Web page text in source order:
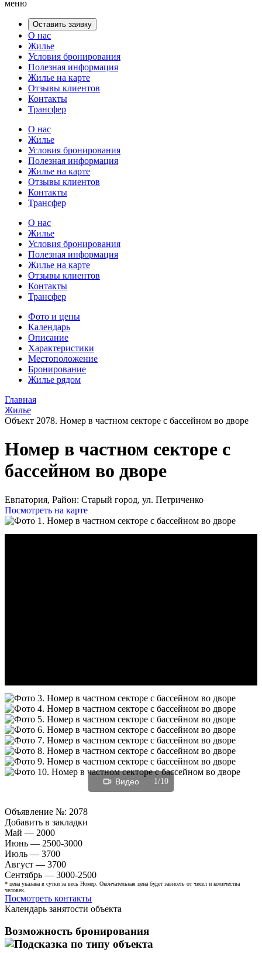
меню
Оставить заявку
О нас
Жилье
Условия бронирования
Полезная информация
Жилье на карте
Отзывы клиентов
Контакты
Трансфер
О нас
Жилье
Условия бронирования
Полезная информация
Жилье на карте
Отзывы клиентов
Контакты
Трансфер
О нас
Жилье
Условия бронирования
Полезная информация
Жилье на карте
Отзывы клиентов
Контакты
Трансфер
Фото и цены
Календарь
Описание
Характеристики
Местоположение
Бронирование
Жилье рядом
Главная
Жилье
Объект 2078. Номер в частном секторе с бассейном во дворе
Номер в частном секторе с
бассейном во дворе
Евпатория, Район: Старый город, ул. Петриченко
Посмотреть на карте
Видео 1/10
Объявление №: 2078
Добавить в закладки
Май — 2000
Июнь — 2500-3000
Июль — 3700
Август — 3700
Сентябрь — 3000-2500
* цена указана в сутки за весь Номер. Окончательная цена будет зависеть от чисел и количества
человек.
Посмотреть контакты
Календарь занятости объекта
Возможность бронирования